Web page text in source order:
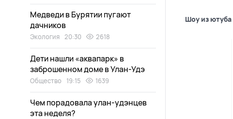
Шоу из ютуба
Медведи в Бурятии пугают
дачников
Экология 20:30 2618
Дети нашли «аквапарк» в
заброшенном доме в Улан-Удэ
Общество 19:15 1639
Чем порадовала улан-удэнцев
эта неделя?